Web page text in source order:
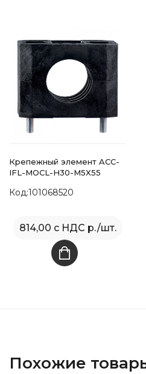
Крепежный элемент ACC-
IFL-MOCL-H30-M5X55
Код:101068520
814,00 с НДС р./шт.
Похожие